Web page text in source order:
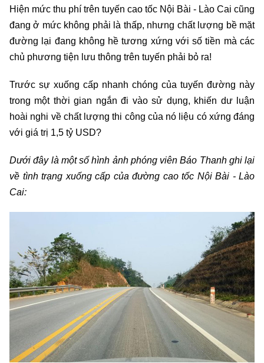
Hiện mức thu phí trên tuyến cao tốc Nội Bài - Lào Cai cũng
đang ở mức không phải là thấp, nhưng chất lượng bề mặt
đường lại đang không hề tương xứng với số tiền mà các
chủ phương tiện lưu thông trên tuyến phải bỏ ra!
Trước sự xuống cấp nhanh chóng của tuyến đường này
trong một thời gian ngắn đi vào sử dụng, khiến dư luận
hoài nghi về chất lượng thi công của nó liệu có xứng đáng
với giá trị 1,5 tỷ USD?
Dưới đây là một số hình ảnh phóng viên Báo Thanh ghi lại
về tình trạng xuống cấp của đường cao tốc Nội Bài - Lào
Cai: